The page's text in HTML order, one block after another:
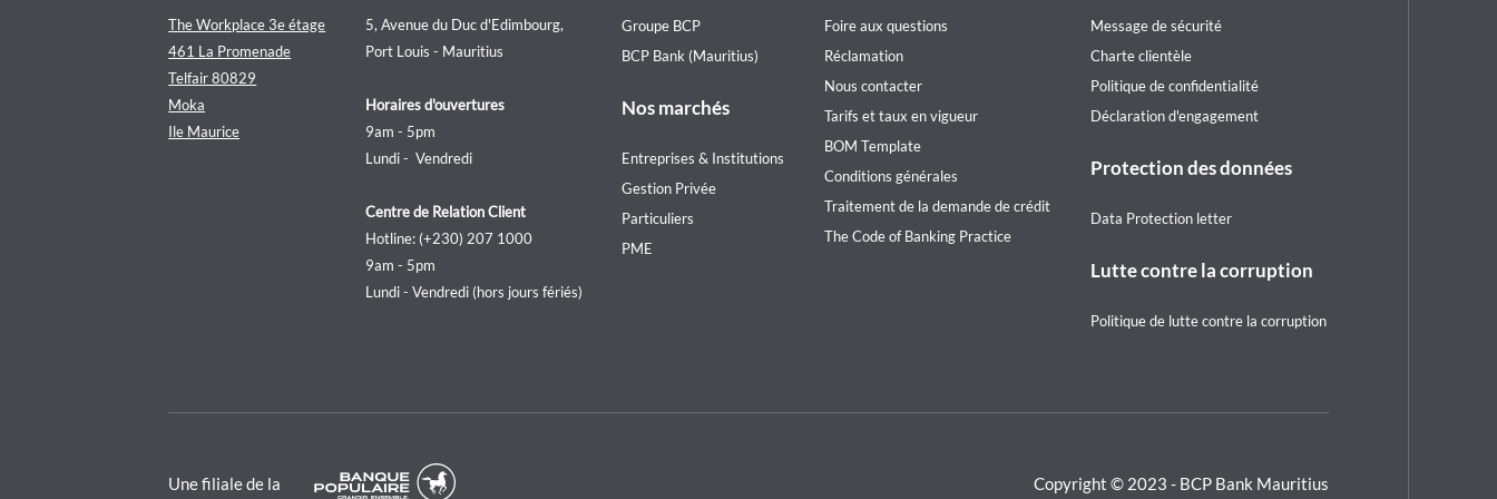
The Workplace 3e étage
461 La Promenade
Telfair 80829
Moka
Ile Maurice
5, Avenue du Duc d'Edimbourg,
Port Louis - Mauritius
Horaires d'ouvertures
9am - 5pm
Lundi - Vendredi
Centre de Relation Client
Hotline: (+230) 207 1000
9am - 5pm
Lundi - Vendredi (hors jours fériés)
we
Groupe BCP
BCP Bank (Mauritius)
Nos marchés
Entreprises & Institutions
Gestion Privée
Particuliers
PME
menu
Foire aux questions
Réclamation
Nous contacter
Tarifs et taux en vigueur
BOM Template
Conditions générales
Traitement de la demande de crédit
The Code of Banking Practice
notice
Message de sécurité
Charte clientèle
Politique de confidentialité
Déclaration d'engagement
Protection des données
Data Protection letter
Lutte contre la corruption
Politique de lutte contre la corruption
Une filiale de la Copyright © 2023 - BCP Bank Mauritius